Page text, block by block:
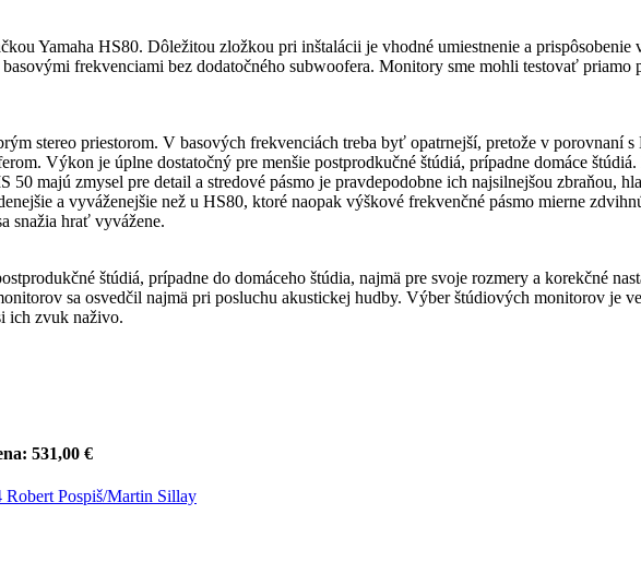
Yamaha HS80. Dôležitou zložkou pri inštalácii je vhodné umiestnenie a
frekvenciami bez dodatočného subwoofera. Monitory sme mohli testovať
stereo priestorom. V basových frekvenciách treba byť opatrnejší, pretože v porovnaní
Výkon je úplne dostatočný pre menšie postprodkučné štúdiá, prípadne domáce
majú zmysel pre detail a stredové pásmo je pravdepodobne ich najsilnejšou zbraňou,
a vyváženejšie než u HS80, ktoré naopak výškové frekvenčné pásmo mierne
snažia hrať vyvážene.
štúdiá, prípadne do domáceho štúdia, najmä pre svoje rozmery a korekčné
sa osvedčil najmä pri posluchu akustickej hudby. Výber štúdiových monitorov je
ich zvuk naživo.
531,00 €
Robert Pospiš/Martin Sillay